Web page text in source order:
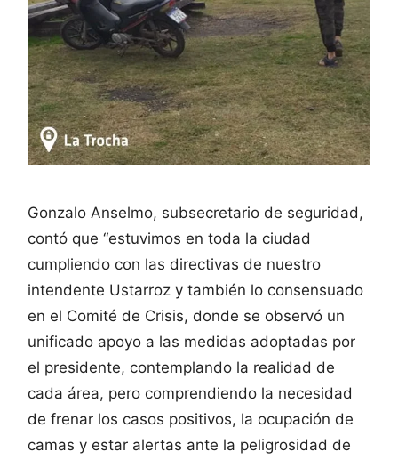
Gonzalo Anselmo, subsecretario de seguridad,
contó que “estuvimos en toda la ciudad
cumpliendo con las directivas de nuestro
intendente Ustarroz y también lo consensuado
en el Comité de Crisis, donde se observó un
unificado apoyo a las medidas adoptadas por
el presidente, contemplando la realidad de
cada área, pero comprendiendo la necesidad
de frenar los casos positivos, la ocupación de
camas y estar alertas ante la peligrosidad de